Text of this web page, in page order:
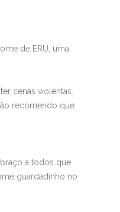
de ERU, uma
cenas violentas.
recomendo que
a todos que
guardadinho no